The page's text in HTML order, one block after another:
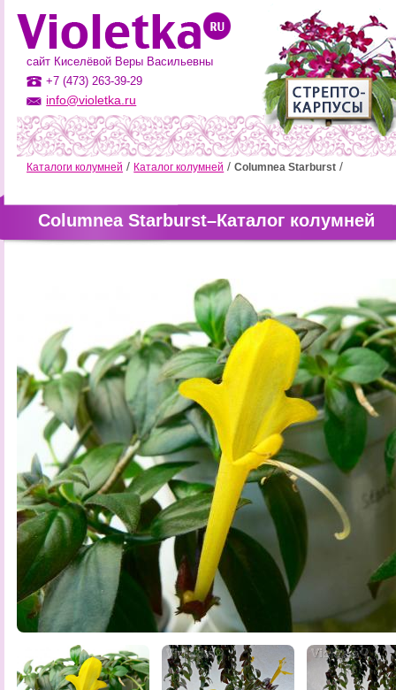
сайт Киселёвой Веры Васильевны
+7 (473) 263-39-29
info@violetka.ru
Каталоги колумней Каталог колумней Columnea Starburst
Columnea Starburst–Каталог колумней